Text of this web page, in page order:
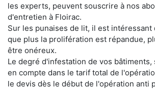
les experts, peuvent souscrire à nos
d'entretien à Floirac.
Sur les punaises de lit, il est intéressant
que plus la prolifération est répandue,
être onéreux.
Le degré d'infestation de vos
en compte dans le tarif total de
le devis dès le début de l'opération anti